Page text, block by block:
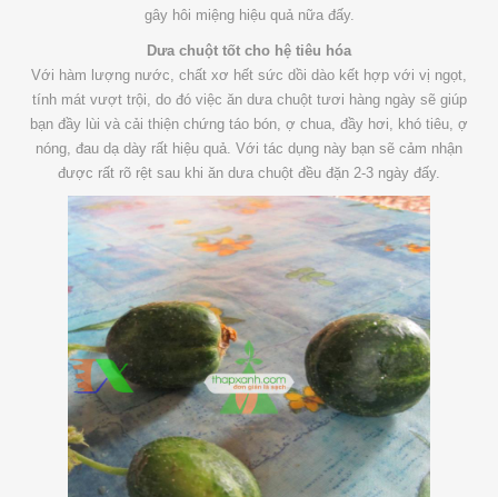
gây hôi miệng hiệu quả nữa đấy.
Dưa chuột tốt cho hệ tiêu hóa
Với hàm lượng nước, chất xơ hết sức dồi dào kết hợp với vị ngọt,
tính mát vượt trội, do đó việc ăn dưa chuột tươi hàng ngày sẽ giúp
bạn đầy lùi và cải thiện chứng táo bón, ợ chua, đầy hơi, khó tiêu, ợ
nóng, đau dạ dày rất hiệu quả. Với tác dụng này bạn sẽ cảm nhận
được rất rõ rệt sau khi ăn dưa chuột đều đặn 2-3 ngày đấy.